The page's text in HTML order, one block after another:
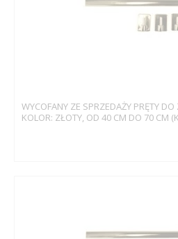
WYCOFANY ZE SPRZEDAŻY PRĘTY
KOLOR: ZŁOTY, OD 40 CM DO 70 CM